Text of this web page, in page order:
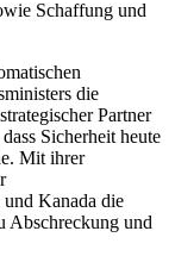
Schaffung und
die
Partner
Sicherheit heute
Mit ihrer
und Kanada die
Abschreckung und